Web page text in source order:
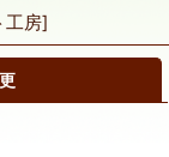
工房]